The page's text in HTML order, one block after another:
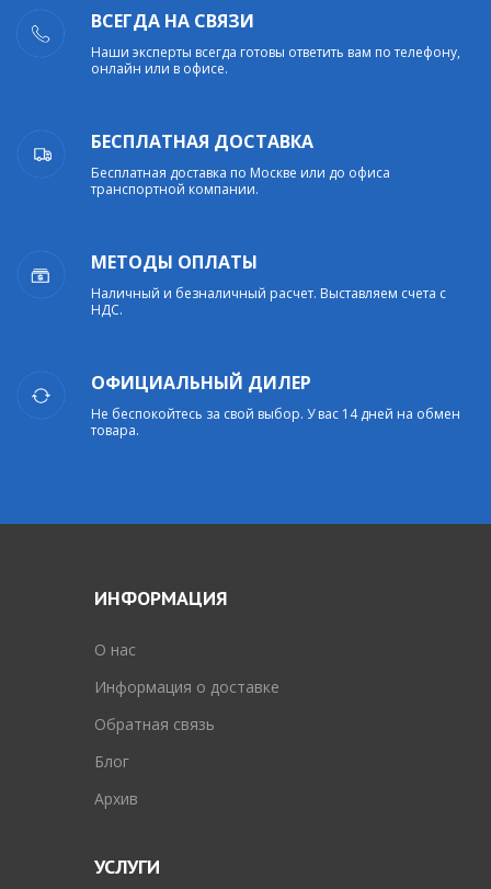
ВСЕГДА НА СВЯЗИ
Наши эксперты всегда готовы ответить вам по телефону,
онлайн или в офисе.
БЕСПЛАТНАЯ ДОСТАВКА
Бесплатная доставка по Москве или до офиса
транспортной компании.
МЕТОДЫ ОПЛАТЫ
Наличный и безналичный расчет. Выставляем счета с
НДС.
ОФИЦИАЛЬНЫЙ ДИЛЕР
Не беспокойтесь за свой выбор. У вас 14 дней на обмен
товара.
ИНФОРМАЦИЯ
O нас
Информация о доставке
Обратная связь
Блог
Архив
УСЛУГИ